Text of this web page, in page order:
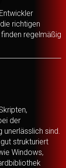
richtigen
regelmäßig
der
unerlässlich sind.
strukturiert
Windows,